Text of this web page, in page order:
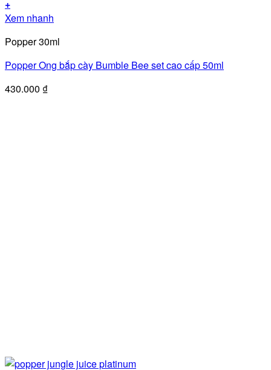
+
Xem nhanh
Popper 30ml
Popper Ong bắp cày Bumble Bee set cao cấp 50ml
430.000 ₫